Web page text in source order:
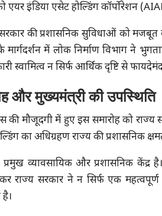
एयर इंडिया एसेट होल्डिंग कॉर्पोरेशन
सरकार की प्रशासनिक सुविधाओं को
मार्गदर्शन में लोक निर्माण विभाग ने
स्वामित्व न सिर्फ आर्थिक दृष्टि से
और मुख्यमंत्री की उपस्थिति
की मौजूदगी में हुए इस समारोह को
का अधिग्रहण राज्य की प्रशासनिक
व्यावसायिक और प्रशासनिक
राज्य सरकार ने न सिर्फ एक